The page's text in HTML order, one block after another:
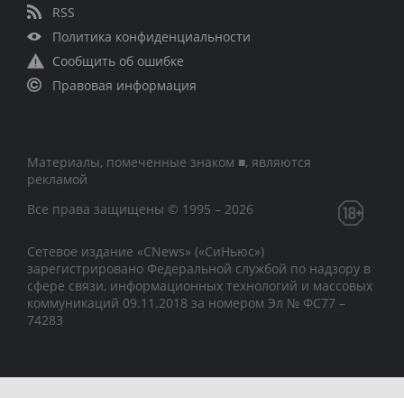
RSS
Политика конфиденциальности
Сообщить об ошибке
Правовая информация
Материалы, помеченные знаком ■, являются
рекламой
Все права защищены © 1995 – 2026
Сетевое издание «CNews» («СиНьюс»)
зарегистрировано Федеральной службой по надзору в
сфере связи, информационных технологий и массовых
коммуникаций 09.11.2018 за номером Эл № ФС77 –
74283